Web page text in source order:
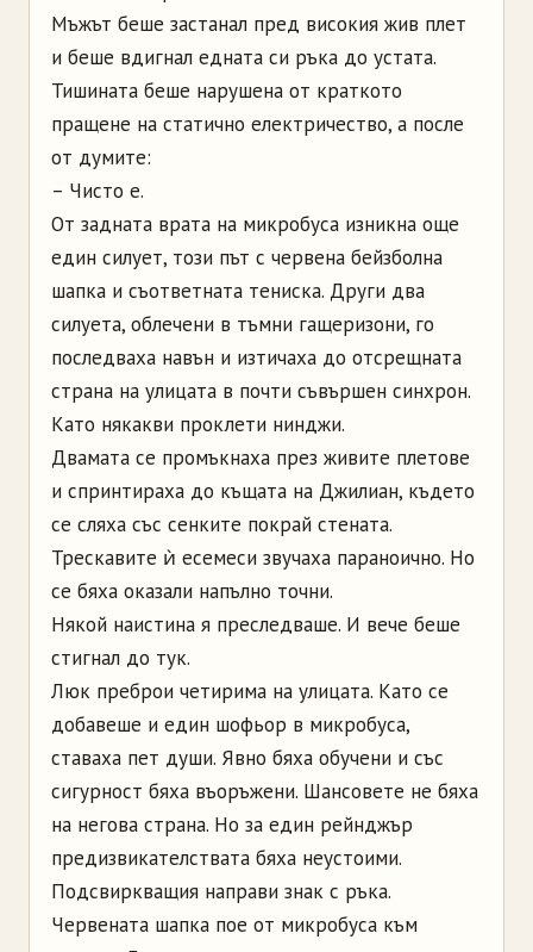
Мъжът беше застанал пред високия жив плет
и беше вдигнал едната си ръка до устата.
Тишината беше нарушена от краткото
пращене на статично електричество, а после
от думите:
– Чисто е.
От задната врата на микробуса изникна още
един силует, този път с червена бейзболна
шапка и съответната тениска. Други два
силуета, облечени в тъмни гащеризони, го
последваха навън и изтичаха до отсрещната
страна на улицата в почти съвършен синхрон.
Като някакви проклети нинджи.
Двамата се промъкнаха през живите плетове
и спринтираха до къщата на Джилиан, където
се сляха със сенките покрай стената.
Трескавите ѝ есемеси звучаха параноично. Но
се бяха оказали напълно точни.
Някой наистина я преследваше. И вече беше
стигнал до тук.
Люк преброи четирима на улицата. Като се
добавеше и един шофьор в микробуса,
ставаха пет души. Явно бяха обучени и със
сигурност бяха въоръжени. Шансовете не бяха
на негова страна. Но за един рейнджър
предизвикателствата бяха неустоими.
Подсвиркващия направи знак с ръка.
Червената шапка пое от микробуса към